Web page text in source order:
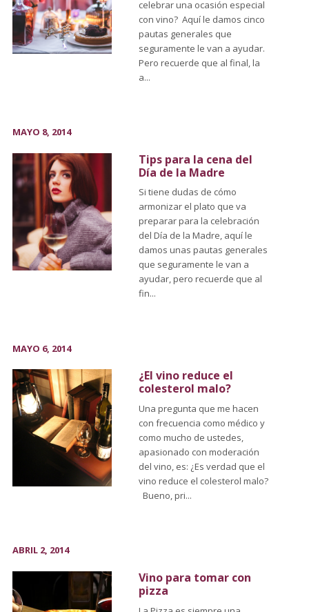
celebrar una ocasión especial
con vino? Aquí le damos cinco
pautas generales que
seguramente le van a ayudar.
Pero recuerde que al final, la
a...
MAYO 8, 2014
Tips para la cena del
Día de la Madre
Si tiene dudas de cómo
armonizar el plato que va
preparar para la celebración
del Día de la Madre, aquí le
damos unas pautas generales
que seguramente le van a
ayudar, pero recuerde que al
fin...
MAYO 6, 2014
¿El vino reduce el
colesterol malo?
Una pregunta que me hacen
con frecuencia como médico y
como mucho de ustedes,
apasionado con moderación
del vino, es: ¿Es verdad que el
vino reduce el colesterol malo?
Bueno, pri...
ABRIL 2, 2014
Vino para tomar con
pizza